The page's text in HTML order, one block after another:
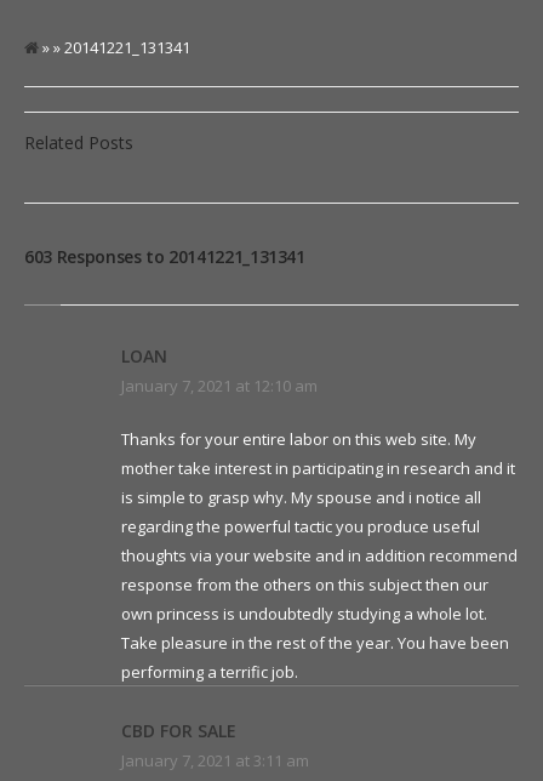
» » 20141221_131341
Related Posts
603 Responses to 20141221_131341
LOAN
January 7, 2021 at 12:10 am
Thanks for your entire labor on this web site. My
mother take interest in participating in research and it
is simple to grasp why. My spouse and i notice all
regarding the powerful tactic you produce useful
thoughts via your website and in addition recommend
response from the others on this subject then our
own princess is undoubtedly studying a whole lot.
Take pleasure in the rest of the year. You have been
performing a terrific job.
CBD FOR SALE
January 7, 2021 at 3:11 am